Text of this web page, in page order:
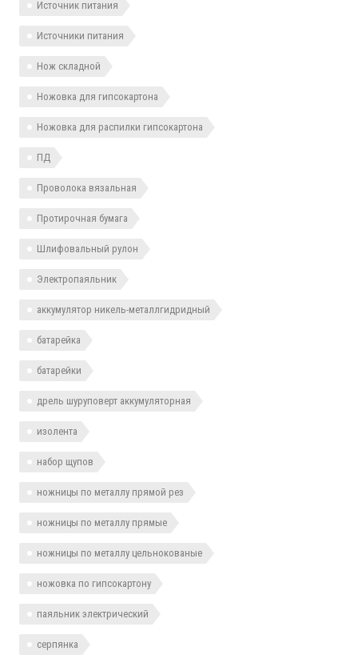
Источник питания
Источники питания
Нож складной
Ножовка для гипсокартона
Ножовка для распилки гипсокартона
ПД
Проволока вязальная
Протирочная бумага
Шлифовальный рулон
Электропаяльник
аккумулятор никель-металлгидридный
батарейка
батарейки
дрель шуруповерт аккумуляторная
изолента
набор щупов
ножницы по металлу прямой рез
ножницы по металлу прямые
ножницы по металлу цельнокованые
ножовка по гипсокартону
паяльник электрический
серпянка